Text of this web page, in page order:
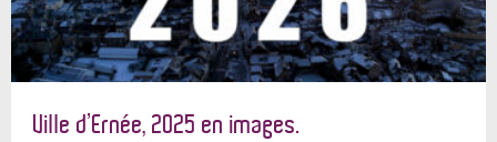
Ville d’Ernée, 2025 en images.